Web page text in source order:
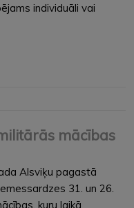
individuāli vai
mācības
Alsviķu pagastā
31. un 26.
kuru laikā